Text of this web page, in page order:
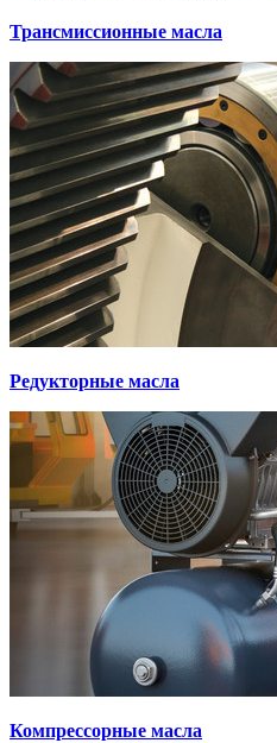
Трансмиссионные масла
Редукторные масла
Компрессорные масла